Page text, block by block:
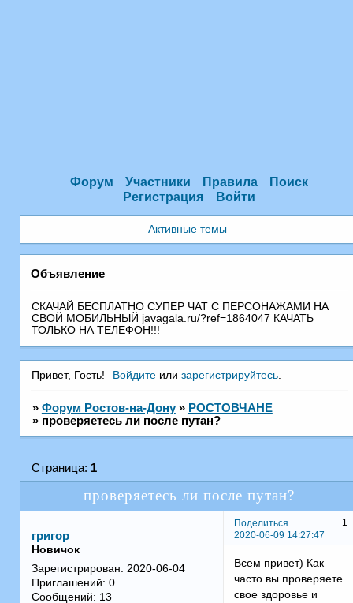
Форум Участники Правила
Поиск
Регистрация
Войти
Активные темы
Объявление
СКАЧАЙ БЕСПЛАТНО СУПЕР ЧАТ С ПEРСОНАЖАМИ НА
СВОЙ МОБИЛЬНЫЙ javagala.ru/?ref=1864047 КАЧАТЬ
ТОЛЬКО НА ТЕЛЕФОН!!!
Привет, Гость! Войдите илизарегистрируйтесь
» Форум Ростов-на-Дону » РОСТОВЧАНЕ
» проверяетесь ли после путан?
проверяетесь ли после путан?
Страница: 1
Поделиться
1
2020-06-09 14:27:47
григор
Новичок
Зарегистрирован: 2020-06-04
Приглашений: 0
Сообщений: 13
Всем привет) Как
часто вы проверяете
свое здоровье и